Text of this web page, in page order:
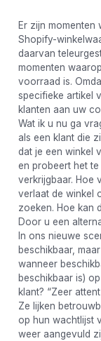
Er zijn
Shopify-
daarvan
momenten
voorraad is.
specifieke artikel
klanten aan uw
Wat ik u nu ga
als een klant die
dat je een winkel
en probeert het
verkrijgbaar. Hoe
verlaat de winkel
zoeken. Hoe kan
Door u een
In ons nieuwe
beschikbaar,
wanneer
beschikbaar is)
klant? “Zeer
Ze lijken
op hun wachtlijst
weer aangevuld